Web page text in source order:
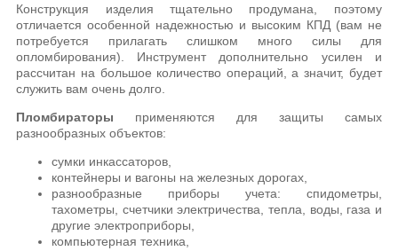
Конструкция изделия тщательно продумана, поэтому
отличается особенной надежностью и высоким КПД (вам не
потребуется прилагать слишком много силы для
опломбирования). Инструмент дополнительно усилен и
рассчитан на большое количество операций, а значит, будет
служить вам очень долго.
Пломбираторы применяются для защиты самых
разнообразных объектов:
сумки инкассаторов,
контейнеры и вагоны на железных дорогах,
разнообразные приборы учета: спидометры,
тахометры, счетчики электричества, тепла, воды, газа и
другие электроприборы,
компьютерная техника,